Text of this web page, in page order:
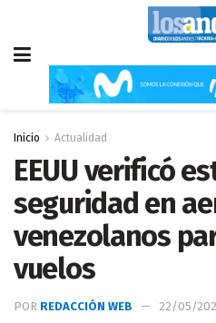
Inicio Actualidad
EEUU verificó
seguridad en
venezolanos
vuelos
POR REDACCIÓN WEB 22/05/